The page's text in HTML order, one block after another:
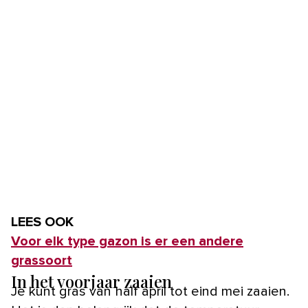
LEES OOK
Voor elk type gazon is er een andere
grassoort
In het voorjaar zaaien
Je kunt gras van half april tot eind mei zaaien.